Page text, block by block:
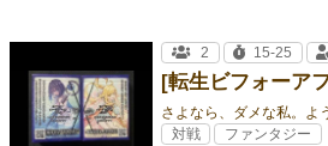
[転生ビフォーア
さよなら、ダメな私。よ
2 15-25
対戦 ファンタジー